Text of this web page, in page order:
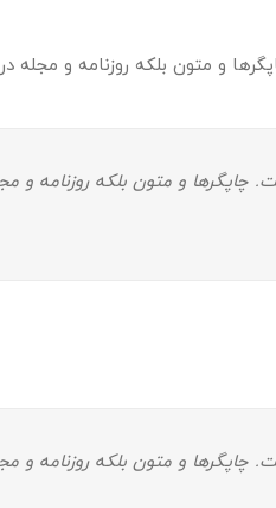
و متون بلکه روزنامه و
چاپگرها و متون بلکه روزنامه و
چاپگرها و متون بلکه روزنامه و